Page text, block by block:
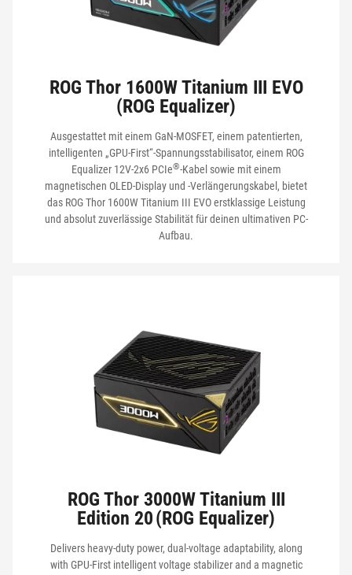
CYBENETICS NOISE LEVEL CERTIFICATION
MEINE PRODUKTE ANSEHEN
ROG Thor 1600W Titanium III EVO
(ROG Equalizer)
Ausgestattet mit einem GaN-MOSFET, einem patentierten,
intelligenten „GPU-First“-Spannungsstabilisator, einem ROG
Equalizer 12V-2x6 PCIe®-Kabel sowie mit einem
magnetischen OLED-Display und -Verlängerungskabel, bietet
das ROG Thor 1600W Titanium III EVO erstklassige Leistung
und absolut zuverlässige Stabilität für deinen ultimativen PC-
Aufbau.
ROG Thor 3000W Titanium III
Edition 20 (ROG Equalizer)
Delivers heavy-duty power, dual-voltage adaptability, along
with GPU-First intelligent voltage stabilizer and a magnetic